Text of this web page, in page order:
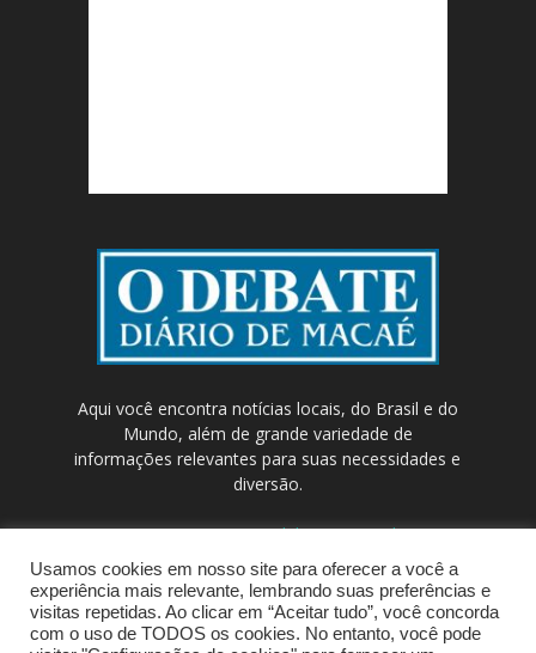
Aqui você encontra notícias locais, do Brasil e do
Mundo, além de grande variedade de
informações relevantes para suas necessidades e
diversão.
Contato:contato@odebateon.com.br /
comercia@odebateon.com.br
Usamos cookies em nosso site para oferecer a você a
experiência mais relevante, lembrando suas preferências e
visitas repetidas. Ao clicar em “Aceitar tudo”, você concorda
com o uso de TODOS os cookies. No entanto, você pode